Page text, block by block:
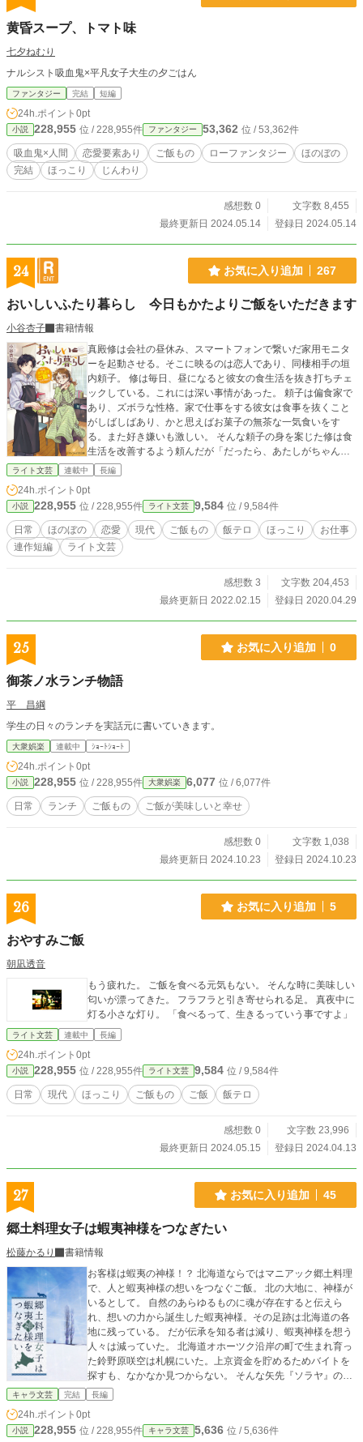
黄昏スープ、トマト味
七夕ねむり
ナルシスト吸血鬼×平凡女子大生の夕ごはん
ファンタジー 完結 短編
24h.ポイント 0pt
小説 228,955 位 / 228,955件 ファンタジー 53,362 位 / 53,362件
吸血鬼×人間 恋愛要素あり ご飯もの ローファンタジー
ほのぼの
完結
ほっこり じんわり
感想数 0
文字数 8,455
最終更新日 2024.05.14
登録日 2024.05.14
24 お気に入り追加 267
おいしいふたり暮らし 今日もかたよりご飯をいただきます
小谷杏子
書籍情報
真殿修は会社の昼休み、スマートフォンで繋いだ家用モニタ
ーを起動させる。そこに映るのは恋人であり、同棲相手の垣
内頼子。 修は毎日、昼になると彼女の食生活を抜き打ちチェ
ックしている。これには深い事情があった。 頼子は偏食家で
あり、ズボラな性格。家で仕事をする彼女は食事を抜くこと
がしばしばあり、かと思えばお菓子の無茶な一気食いをす
る。また好き嫌いも激しい。 そんな頼子の身を案じた修は食
生活を改善するよう頼んだが「だったら、あたしがちゃんと
できるようになるまで監視してよ」とすがられ、いまに至る
しまうのだった。 それまで歩んできた人生をゆっくりと解き
ほぐすふたりの生活。ズボラ飯はもちろん、豪華な一品まで
盛りだくさんな連作短編。 これは、おいしく、おかしな大人
の日常生活を描いた物語。 ＊＊＊ 第３回ライト文芸大賞、大
賞をいただきました。投票、応援ありがとうございました！
ライト文芸 連載中 長編
24h.ポイント 0pt
小説 228,955 位 / 228,955件 ライト文芸 9,584 位 / 9,584件
日常 ほのぼの 恋愛 現代 ご飯もの 飯テロ ほっこり
お仕事
連作短編
ライト文芸
感想数 3
文字数 204,453
最終更新日 2022.02.15
登録日 2020.04.29
25 お気に入り追加 0
御茶ノ水ランチ物語
平 昌綱
学生の日々のランチを実話元に書いていきます。
大衆娯楽 連載中 ｼｮｰﾄｼｮｰﾄ
24h.ポイント 0pt
小説 228,955 位 / 228,955件 大衆娯楽 6,077 位 / 6,077件
日常 ランチ ご飯もの ご飯が美味しいと幸せ
感想数 0
文字数 1,038
最終更新日 2024.10.23
登録日 2024.10.23
26 お気に入り追加 5
おやすみご飯
朝凪透音
もう疲れた。 ご飯を食べる元気もない。 そんな時に美味しい
匂いが漂ってきた。 フラフラと引き寄せられる足。 真夜中に
灯る小さな灯り。 「食べるって、生きるっていう事ですよ」
ライト文芸 連載中 長編
24h.ポイント 0pt
小説 228,955 位 / 228,955件 ライト文芸 9,584 位 / 9,584件
日常 現代 ほっこり ご飯もの ご飯 飯テロ
感想数 0
文字数 23,996
最終更新日 2024.05.15
登録日 2024.04.13
27 お気に入り追加 45
郷土料理女子は蝦夷神様をつなぎたい
松藤かるり
書籍情報
お客様は蝦夷の神様！？ 北海道ならではマニアック郷土料理
で、人と蝦夷神様の想いをつなぐご飯。 北の大地に、神様が
いるとして。 自然のあらゆるものに魂が存在すると伝えら
れ、想いの力から誕生した蝦夷神様。その足跡は北海道の各
地に残っている。 だが伝承を知る者は減り、蝦夷神様を想う
人々は減っていた。 北海道オホーツク沿岸の町で生まれ育っ
た鈴野原咲空は札幌にいた。上京資金を貯めるためバイトを
探すも、なかなか見つからない。 そんな矢先『ソラヤ』の求
人広告を見つけ、なんとか店まで辿り着くも、その店にやっ
解を超える蝦夷神様に満足してもらうため咲空が選んだ手段
は――郷土料理だった。 さらには店主アオイに振り回され、
キャラ文芸 完結 長編
24h.ポイント 0pt
小説 228,955 位 / 228,955件 キャラ文芸 5,636 位 / 5,636件